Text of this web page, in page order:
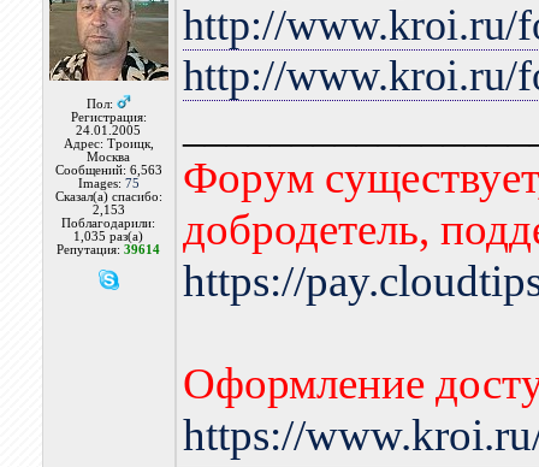
Пол:
Регистрация:
24.01.2005
Адрес: Троицк,
Москва
Сообщений: 6,563
Images: 75
Сказал(а) спасибо:
2,153
Поблагодарили:
1,035 раз(а)
Репутация:39614
http://www.kroi.ru/
http://www.kroi.ru/
Форум
добродетель,
https://
Оформление
https://